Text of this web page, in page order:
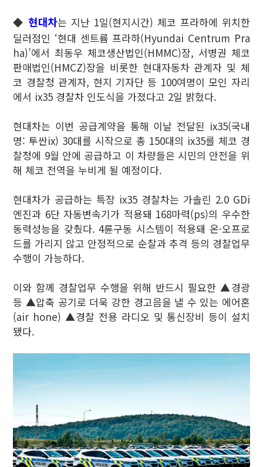
◆현대차는 지난 1일(현지시간) 체코 프라하에 위치한
딜러점인 ‘현대 센트륨 프라하(Hyundai Centrum Pra
ha)’에서 최동우 체코생산법인(HMMC)장, 서병권 체코
판매법인(HMCZ)장을 비롯한 현대자동차 관계자 및 체
코 경찰청 관계자, 현지 기자단 등 100여명이 모인 자리
에서 ix35 경찰차 인도식을 가졌다고 2일 밝혔다.
현대차는 이번 공급계약을 통해 이날 전달된 ix35(국내
명: 투싼ix) 30대를 시작으로 총 150대의 ix35를 체코 경
찰청에 9월 안에 공급하고 이 차량들은 시민의 안전을 위
해 체코 전역을 누비게 될 예정이다.
현대차가 공급하는 특장 ix35 경찰차는 가솔린 2.0 GDi
엔진과 6단 자동변속기가 적용돼 168마력(ps)의 우수한
동력성능을 갖췄다. 4륜구동 시스템이 적용돼 온·오프로
드를 가리지 않고 안정적으로 순찰과 추격 등의 경찰업무
수행이 가능하다.
이와 함께 경찰업무 수행을 위해 반드시 필요한 ▲경광
등 ▲압축 공기로 더욱 강한 경고음을 낼 수 있는 에어혼
(air hone) ▲경찰 전용 라디오 및 통신장비 등이 설치
됐다.